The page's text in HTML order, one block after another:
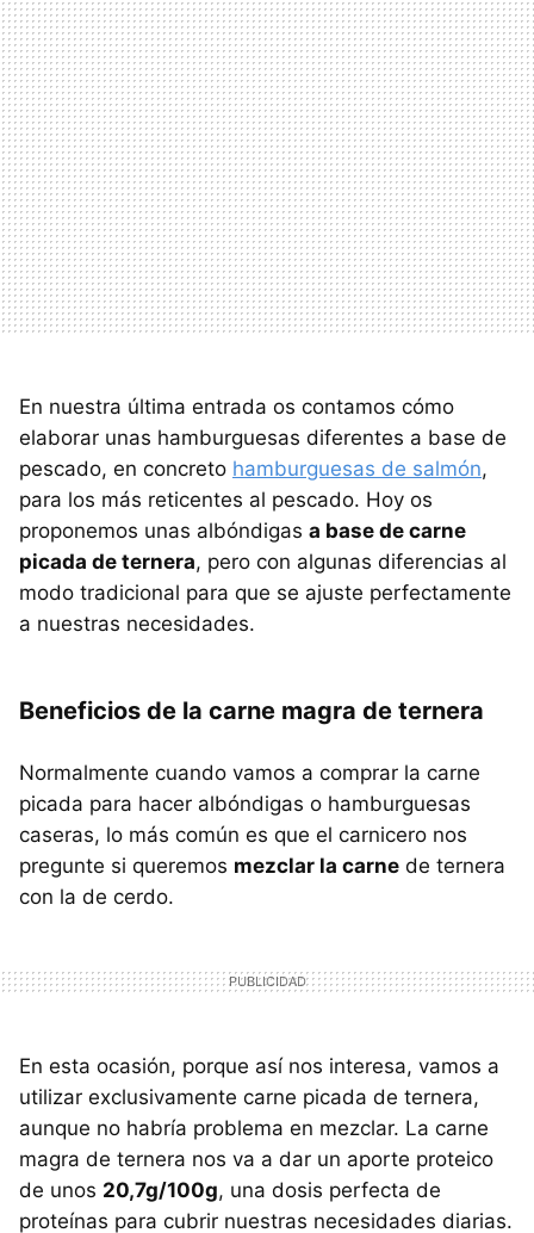
En nuestra última entrada os contamos cómo
elaborar unas hamburguesas diferentes a base de
pescado, en concreto hamburguesas de salmón,
para los más reticentes al pescado. Hoy os
proponemos unas albóndigas a base de carne
picada de ternera, pero con algunas diferencias al
modo tradicional para que se ajuste perfectamente
a nuestras necesidades.
Beneficios de la carne magra de ternera
Normalmente cuando vamos a comprar la carne
picada para hacer albóndigas o hamburguesas
caseras, lo más común es que el carnicero nos
pregunte si queremos mezclar la carne de ternera
con la de cerdo.
En esta ocasión, porque así nos interesa, vamos a
utilizar exclusivamente carne picada de ternera,
aunque no habría problema en mezclar. La carne
magra de ternera nos va a dar un aporte proteico
de unos 20,7g/100g, una dosis perfecta de
proteínas para cubrir nuestras necesidades diarias.